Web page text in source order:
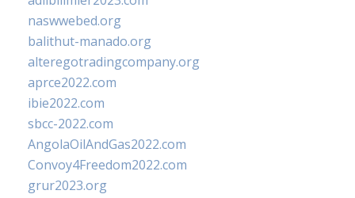
naswwebed.org
balithut-manado.org
alteregotradingcompany.org
aprce2022.com
ibie2022.com
sbcc-2022.com
AngolaOilAndGas2022.com
Convoy4Freedom2022.com
grur2023.org